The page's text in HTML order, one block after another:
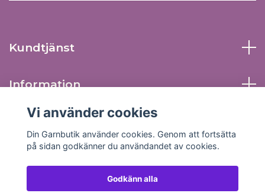
Kundtjänst
Information
Sociala medier
Vi använder cookies
Din Garnbutik använder cookies. Genom att fortsätta
på sidan godkänner du användandet av cookies.
Godkänn alla